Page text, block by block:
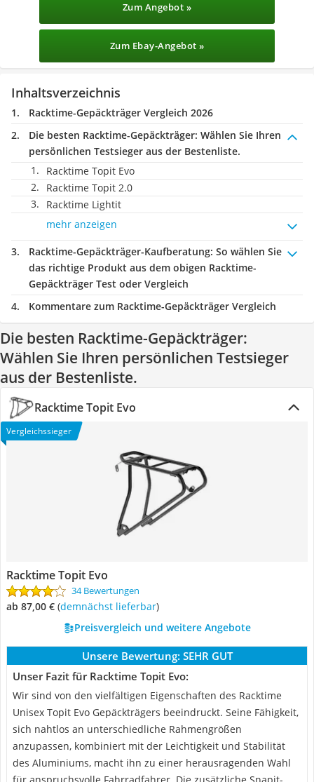
Zum Angebot »
Zum Ebay-Angebot »
Inhaltsverzeichnis
Racktime-Gepäckträger Vergleich 2026
Die besten Racktime-Gepäckträger: Wählen Sie Ihren
persönlichen Testsieger aus der Bestenliste.
Racktime Topit Evo
Racktime Topit 2.0
Racktime Lightit
mehr anzeigen
Racktime-Gepäckträger-Kaufberatung: So wählen Sie
das richtige Produkt aus dem obigen Racktime-
Gepäckträger Test oder Vergleich
Kommentare zum Racktime-Gepäckträger Vergleich
Die besten Racktime-Gepäckträger:
Wählen Sie Ihren persönlichen Testsieger
aus der Bestenliste.
Racktime Topit Evo
Vergleichssieger
Racktime Topit Evo
34 Bewertungen
ab 87,00 € ( Demnächst lieferbar)
Preisvergleich und weitere Angebote
Unsere Bewertung: SEHR GUT
Unser Fazit für Racktime Topit Evo:
Wir sind von den vielfältigen Eigenschaften des Racktime
Unisex Topit Evo Gepäckträgers beeindruckt. Seine Fähigkeit,
sich nahtlos an unterschiedliche Rahmengrößen
anzupassen, kombiniert mit der Leichtigkeit und Stabilität
des Aluminiums, macht ihn zu einer herausragenden Wahl